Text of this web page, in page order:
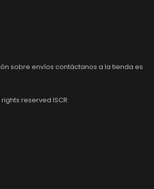
sobre envíos contáctanos a la tienda es
reserved ISCR.